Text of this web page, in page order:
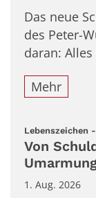
Das neue
des Peter-
daran: Alles
Mehr
Lebenszeichen
Von
1. Aug. 2026